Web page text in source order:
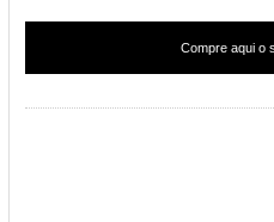
Compre aqui o